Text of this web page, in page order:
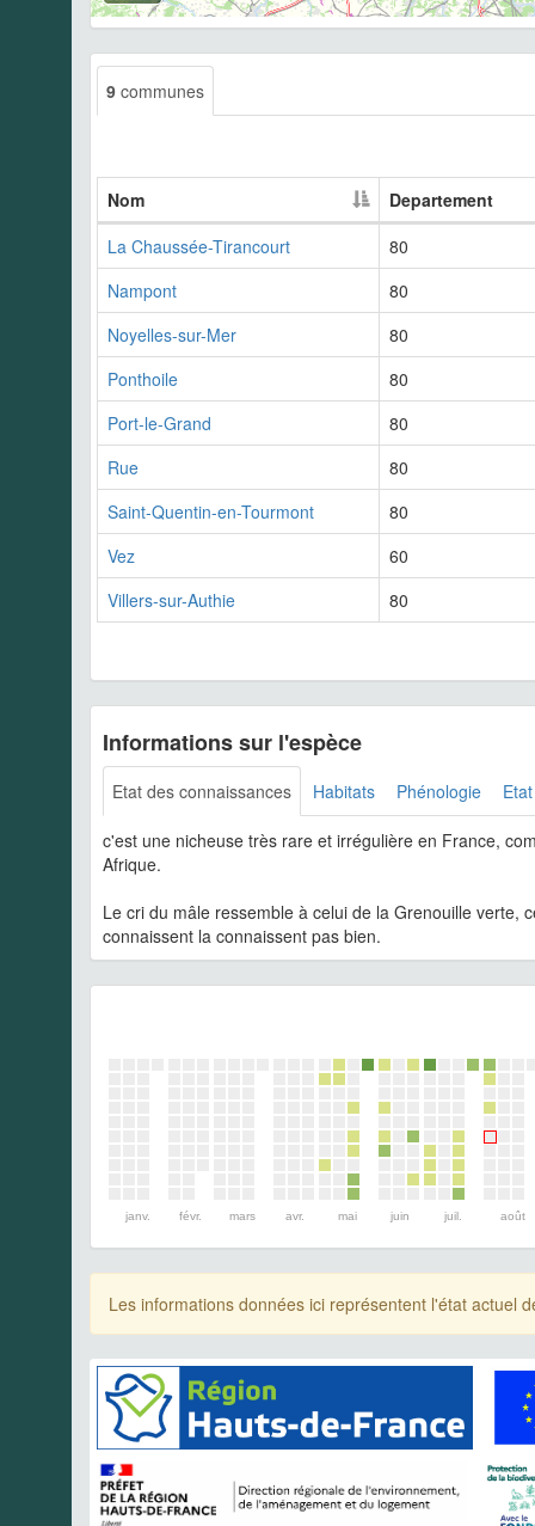
9 communes
Nom
Departement
La Chaussée-Tirancourt
80
Nampont
80
Noyelles-sur-Mer
80
Ponthoile
80
Port-le-Grand
80
Rue
80
Saint-Quentin-en-Tourmont
80
Vez
60
Villers-sur-Authie
80
Informations sur l'espèce
Etat des connaissances Habitats Phénologie
c'est une nicheuse très rare et irrégulière en France,
Afrique.
Le cri du mâle ressemble à celui de la Grenouille verte,
connaissent la connaissent pas bien.
janv. févr. mars avr. mai juin juil. août
Les informations données ici représentent l'état actuel